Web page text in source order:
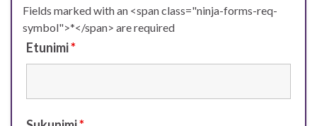
Fields marked with an <span class="ninja-forms-req-
symbol">*</span> are required
Etunimi*